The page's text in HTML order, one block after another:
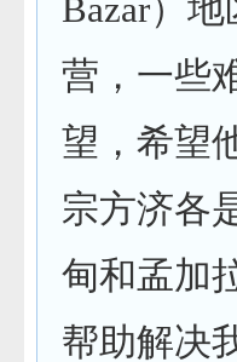
Bazar）
营，一些
望，希望
宗方济各
甸和孟加
帮助解决